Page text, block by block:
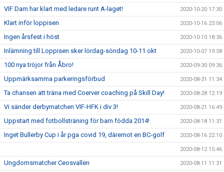
VIF Dam har klart med ledare runt A-laget! 2020-10-20 17:30
Klart inför loppisen 2020-10-16 23:06
Ingen årsfest i höst 2020-10-10 18:36
Inlämning till Loppisen sker lördag-söndag 10-11 okt 2020-10-07 19:58
100 nya tröjor från Åbro! 2020-09-30 09:36
Uppmärksamma parkeringsförbud 2020-08-31 11:34
Ta chansen att träna med Coerver coaching på Skill Day! 2020-08-28 12:19
Vi sänder derbymatchen VIF-HFK i div 3! 2020-08-21 16:49
Uppstart med fotbollsträning för barn födda 2014! 2020-08-18 11:31
Inget Bullerby Cup i år pga covid 19, däremot en BC-golf 2020-08-16 22:10
2020-08-12 15:46
Ungdomsmatcher Ceosvallen 2020-08-11 11:31